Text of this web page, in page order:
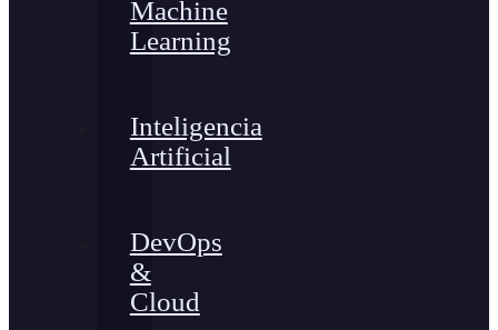
Machine
Learning
Inteligencia
Artificial
DevOps
&
Cloud